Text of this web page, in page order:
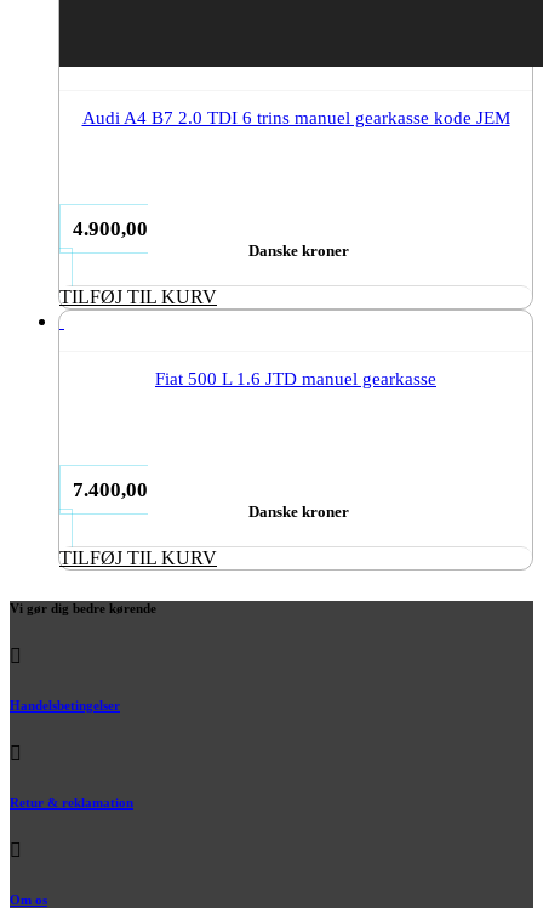
Audi A4 B7 2.0 TDI 6 trins manuel gearkasse kode JEM
4.900,00
Danske kroner
TILFØJ TIL KURV
Fiat 500 L 1.6 JTD manuel gearkasse
7.400,00
Danske kroner
TILFØJ TIL KURV
Vi gør dig bedre kørende
Handelsbetingelser
Retur & reklamation
Om os